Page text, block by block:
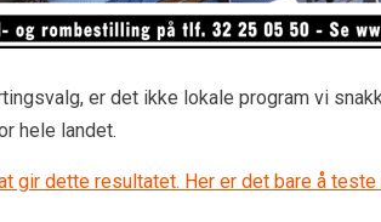
er det ikke lokale program vi
hele landet.
gir dette resultatet. Her er det bare å